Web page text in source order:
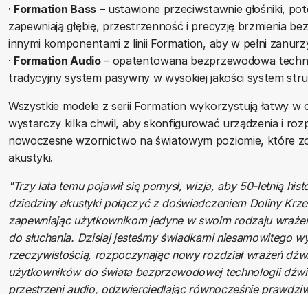
· Formation Bass– ustawione przeciwstawnie głośniki,
zapewniają głębię, przestrzenność i precyzję brzmienia
innymi komponentami z linii Formation, aby w pełni
· Formation Audio– opatentowana bezprzewodowa
tradycyjny system pasywny w wysokiej jakości system
Wszystkie modele z serii Formation wykorzystują łatwy w
wystarczy kilka chwil, aby skonfigurować urządzenia i
nowoczesne wzornictwo na światowym poziomie, które
akustyki.
"Trzy lata temu pojawił się pomysł, wizja, aby 50-letnią
dziedziny akustyki połączyć z doświadczeniem Doliny
zapewniając użytkownikom jedyne w swoim rodzaju
do słuchania. Dzisiaj jesteśmy świadkami niesamowitego
rzeczywistością, rozpoczynając nowy rozdział wrażeń
użytkowników do świata bezprzewodowej technologii
przestrzeni audio, odzwierciedlając równocześnie